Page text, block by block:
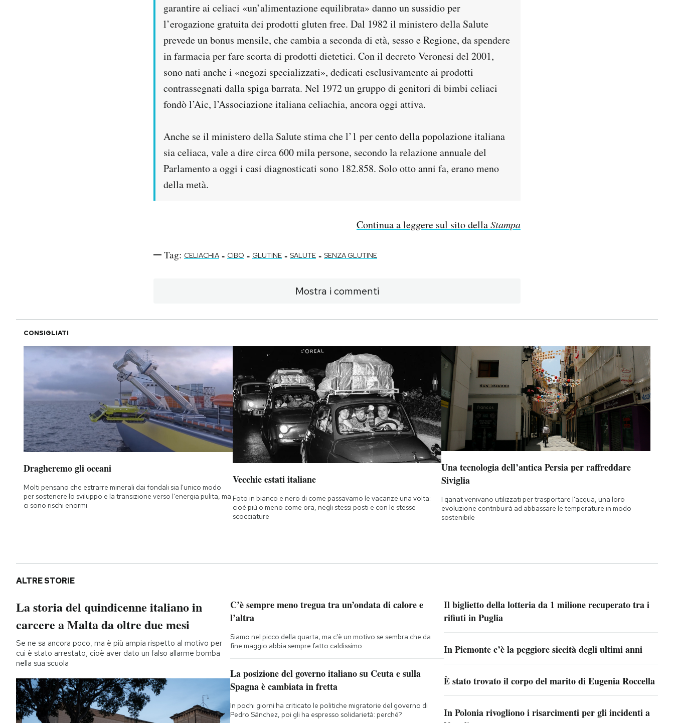
garantire ai celiaci «un’alimentazione equilibrata» danno un sussidio per
l’erogazione gratuita dei prodotti gluten free. Dal 1982 il ministero della Salute
prevede un bonus mensile, che cambia a seconda di età, sesso e Regione, da spendere
in farmacia per fare scorta di prodotti dietetici. Con il decreto Veronesi del 2001,
sono nati anche i «negozi specializzati», dedicati esclusivamente ai prodotti
contrassegnati dalla spiga barrata. Nel 1972 un gruppo di genitori di bimbi celiaci
fondò l’Aic, l’Associazione italiana celiachia, ancora oggi attiva.
Anche se il ministero della Salute stima che l’1 per cento della popolazione italiana
sia celiaca, vale a dire circa 600 mila persone, secondo la relazione annuale del
Parlamento a oggi i casi diagnosticati sono 182.858. Solo otto anni fa, erano meno
della metà.
Continua a leggere sul sito dellaStampa
Tag: CELIACHIA - CIBO - GLUTINE - SALUTE - SENZA GLUTINE
Mostra i commenti
CONSIGLIATI
Dragheremo gli oceani
Molti pensano che estrarre minerali dai fondali sia l'unico modo
per sostenere lo sviluppo e la transizione verso l'energia pulita, ma
ci sono rischi enormi
Vecchie estati italiane
Foto in bianco e nero di come passavamo le vacanze una volta:
cioè più o meno come ora, negli stessi posti e con le stesse
scocciature
Una tecnologia dell’antica Persia per raffreddare
Siviglia
I qanat venivano utilizzati per trasportare l'acqua, una loro
evoluzione contribuirà ad abbassare le temperature in modo
sostenibile
ALTRE STORIE
La storia del quindicenne italiano in
carcere a Malta da oltre due mesi
Se ne sa ancora poco, ma è più ampia rispetto al motivo per
cui è stato arrestato, cioè aver dato un falso allarme bomba
nella sua scuola
C’è sempre meno tregua tra un’ondata di calore e
l’altra
Siamo nel picco della quarta, ma c'è un motivo se sembra che da
fine maggio abbia sempre fatto caldissimo
La posizione del governo italiano su Ceuta e sulla
Spagna è cambiata in fretta
In pochi giorni ha criticato le politiche migratorie del governo di
Pedro Sánchez, poi gli ha espresso solidarietà: perché?
Il biglietto della lotteria da 1 milione recuperato tra i
rifiuti in Puglia
In Piemonte c’è la peggiore siccità degli ultimi anni
È stato trovato il corpo del marito di Eugenia Roccella
In Polonia rivogliono i risarcimenti per gli incidenti a